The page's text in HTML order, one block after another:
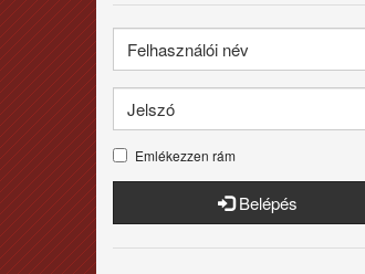
Emlékezzen rám
Belépés